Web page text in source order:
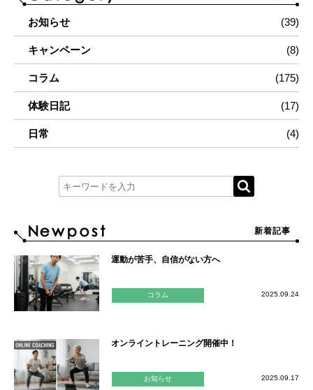
お知らせ (39)
キャンペーン (8)
コラム (175)
体験日記 (17)
日常 (4)
新着記事
運動が苦手、自信がない方へ
コラム 2025.09.24
オンライントレーニング開催中！
お知らせ 2025.09.17